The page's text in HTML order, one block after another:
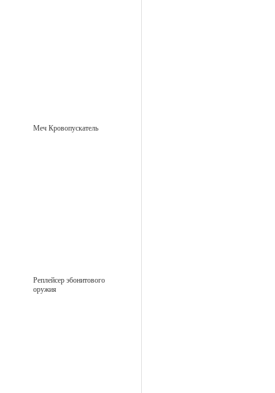
Меч Кровопускатель
Реплейсер эбонитового
оружия